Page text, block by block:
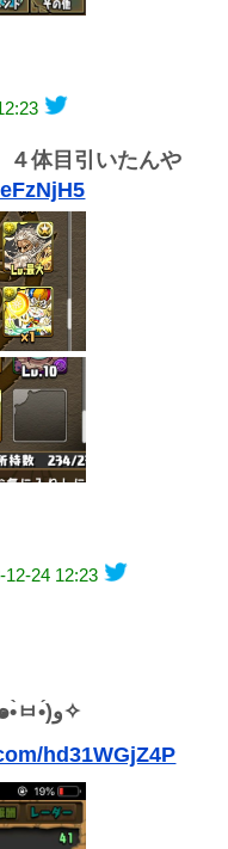
４体目引いたんや
12-24 12:23
ゼラにアテナ、初GET！(๑•̀ㅂ•́)و✧︎
hd31WGjZ4P